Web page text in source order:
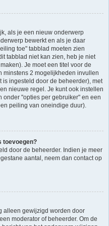
als je een nieuw onderwerp
bewerkt en als je daar
toe" tabblad moeten zien
tabblad niet kan zien, heb je niet
Je moet een titel voor de
2 mogelijkheden invullen
ingesteld door de beheerder), met
nieuwe regel. Je kunt ook instellen
onder "opties per gebruiker" en een
peiling van oneindige duur).
toevoegen?
door de beheerder. Indien je meer
aantal, neem dan contact op
alleen gewijzigd worden door
moderator of beheerder. Om de